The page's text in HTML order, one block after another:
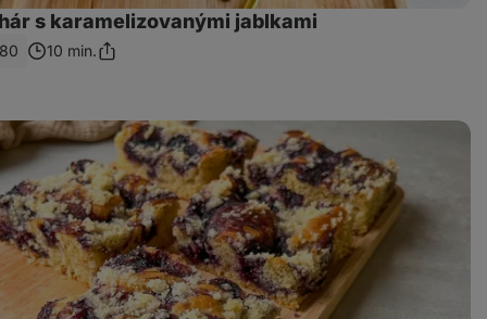
s karamelizovanými jablkami
10 min.Zdieľať